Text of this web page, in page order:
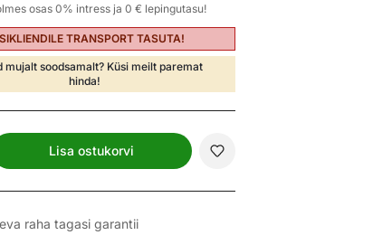
osas 0% intress ja 0 € lepingutasu!
TRANSPORT TASUTA!
mujalt soodsamalt? Küsi meilt paremat
hinda!
Lisa ostukorvi
raha tagasi garantii